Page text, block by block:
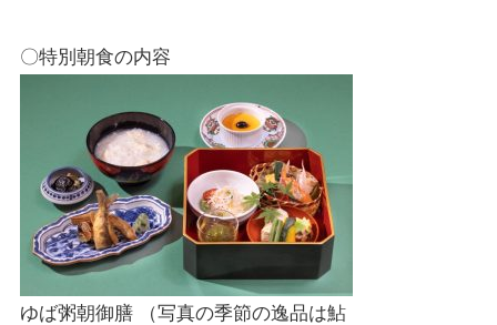
〇特別朝食の内容
ゆば粥朝御膳 （写真の季節の逸品は鮎